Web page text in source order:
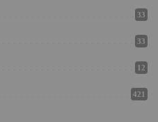
33
33
12
421